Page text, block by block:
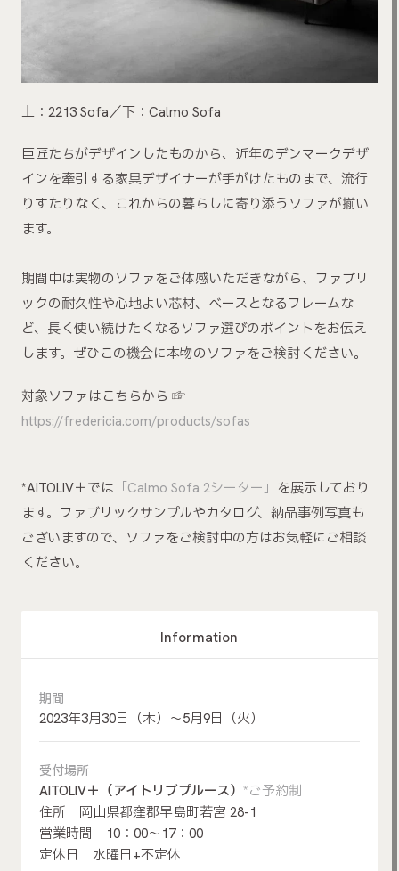
上：2213 Sofa／下：Calmo Sofa
巨匠たちがデザインしたものから、近年のデンマークデザ
インを牽引する家具デザイナーが手がけたものまで、流行
りすたりなく、これからの暮らしに寄り添うソファが揃い
ます。
期間中は実物のソファをご体感いただきながら、ファブリ
ックの耐久性や心地よい芯材、ベースとなるフレームな
ど、長く使い続けたくなるソファ選びのポイントをお伝え
します。ぜひこの機会に本物のソファをご検討ください。
対象ソファはこちらから ☞
https://fredericia.com/products/sofas
*AITOLIV＋では 「Calmo Sofa 2シーター」 を展示しており
ます。ファブリックサンプルやカタログ、納品事例写真も
ございますので、ソファをご検討中の方はお気軽にご相談
ください。
Information
期間
2023年3月30日（木）～5月9日（火）
受付場所
AITOLIV＋（アイトリブプルース） *ご予約制
住所 岡山県都窪郡早島町若宮 28-1
営業時間 10：00～17：00
定休日 水曜日+不定休